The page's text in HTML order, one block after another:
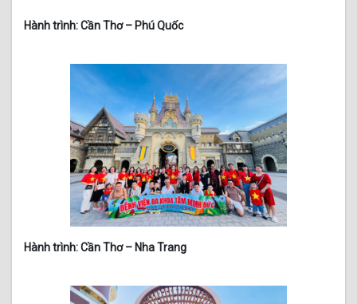
Hành trình: Cần Thơ – Phú Quốc
Hành trình: Cần Thơ – Nha Trang